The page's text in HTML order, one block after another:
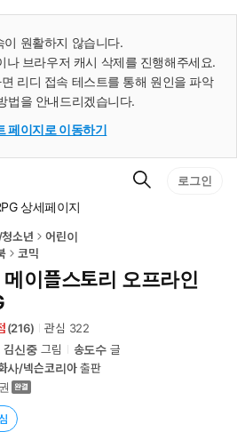
이 원활하지 않습니다.
나 브라우저 캐시 삭제를 진행해주세요.
리디 접속 테스트를 통해 원인을 파악
법을 안내드리겠습니다.
페이지로 이동하기
검
로그인
상세페이지
소년
어린이
코믹
메이플스토리 오프라인
(216) 관심 322
김신중 그림 송도수 글
사/넥슨코리아출판